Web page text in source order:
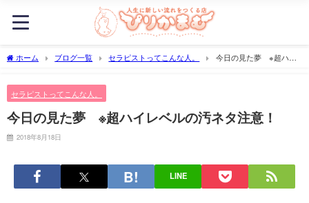
ホーム ブログ一覧 セラピストってこんな人。
今日の見た夢 ※超ハイ
セラピストってこんな人。
今日の見た夢 ※超ハイレベルの汚ネタ注意！
2018年8月18日
LINE